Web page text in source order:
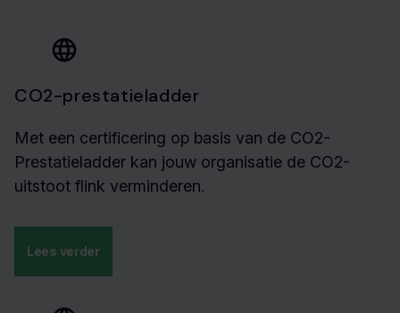
CO2-prestatieladder
Met een certificering op basis van de CO2-
Prestatieladder kan jouw organisatie de CO2-
uitstoot flink verminderen.
Lees verder